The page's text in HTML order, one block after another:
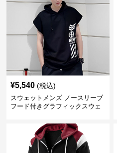
¥5,540 (税込)
スウェットメンズ ノースリーブ
フード付きグラフィックスウェ